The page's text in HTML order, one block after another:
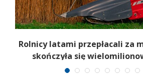
Rolnicy latami przepłacali za
skończyła się